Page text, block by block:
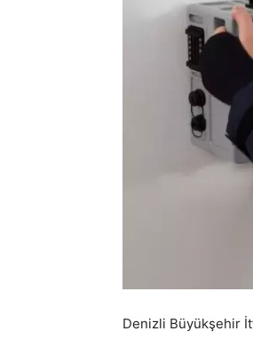
Denizli Büyükşehir